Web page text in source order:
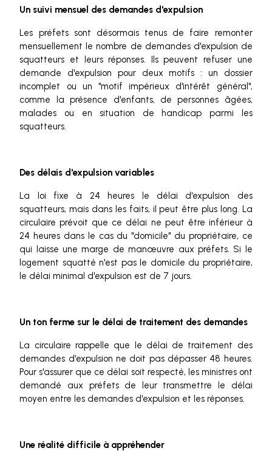
Un suivi mensuel des demandes d'expulsion
Les préfets sont désormais tenus de faire remonter
mensuellement le nombre de demandes d'expulsion de
squatteurs et leurs réponses. Ils peuvent refuser une
demande d'expulsion pour deux motifs : un dossier
incomplet ou un "motif impérieux d'intérêt général",
comme la présence d'enfants, de personnes âgées,
malades ou en situation de handicap parmi les
squatteurs.
Des délais d'expulsion variables
La loi fixe à 24 heures le délai d'expulsion des
squatteurs, mais dans les faits, il peut être plus long. La
circulaire prévoit que ce délai ne peut être inférieur à
24 heures dans le cas du "domicile" du propriétaire, ce
qui laisse une marge de manœuvre aux préfets. Si le
logement squatté n'est pas le domicile du propriétaire,
le délai minimal d'expulsion est de 7 jours.
Un ton ferme sur le délai de traitement des demandes
La circulaire rappelle que le délai de traitement des
demandes d'expulsion ne doit pas dépasser 48 heures.
Pour s'assurer que ce délai soit respecté, les ministres ont
demandé aux préfets de leur transmettre le délai
moyen entre les demandes d'expulsion et les réponses.
Une réalité difficile à appréhender